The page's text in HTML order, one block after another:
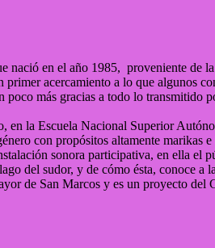
nació en el año 1985, proveniente de
acercamiento a lo que algunos
más gracias a todo lo transmitido
la Escuela Nacional Superior
con propósitos altamente
sonora participativa, en ella el
del sudor, y de cómo ésta, conoce
de San Marcos y es un proyecto del